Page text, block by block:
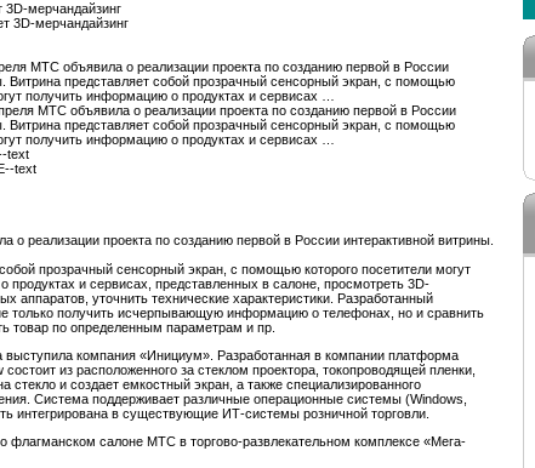
мерчандайзинг
3D-мерчандайзинг
МТС объявила о реализации проекта по созданию первой в России
Витрина представляет собой прозрачный сенсорный экран, с помощью
получить информацию о продуктах и сервисах …
МТС объявила о реализации проекта по созданию первой в России
Витрина представляет собой прозрачный сенсорный экран, с помощью
получить информацию о продуктах и сервисах …
text
text
о реализации проекта по созданию первой в России интерактивной витрины.
прозрачный сенсорный экран, с помощью которого посетители могут
продуктах и сервисах, представленных в салоне, просмотреть 3D-
аппаратов, уточнить технические характеристики. Разработанный
только получить исчерпывающую информацию о телефонах, но и сравнить
товар по определенным параметрам и пр.
выступила компания «Инициум». Разработанная в компании платформа
из расположенного за стеклом проектора, токопроводящей пленки,
стекло и создает емкостный экран, а также специализированного
Система поддерживает различные операционные системы (Windows,
интегрирована в существующие ИТ-системы розничной торговли.
флагманском салоне МТС в торгово-развлекательном комплексе «Мега-